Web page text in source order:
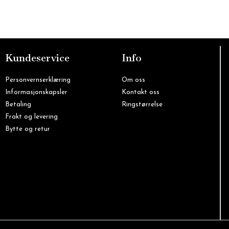
Kundeservice
Personvernserklæring
Informasjonskapsler
Betaling
Frakt og levering
Bytte og retur
Info
Om oss
Kontakt oss
Ringstørrelse